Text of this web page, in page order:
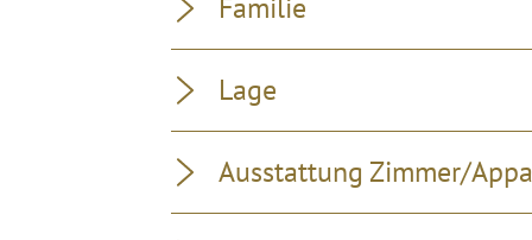
Familie
Lage
Ausstattung Zimmer/